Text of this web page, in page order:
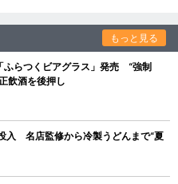
もっと見る
ふらつくビアグラス」発売 “強制
飲酒を後押し
入 名店監修から冷製うどんまで“夏